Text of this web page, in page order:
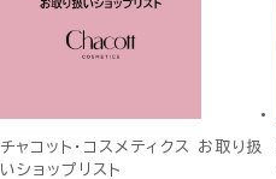
チャコット・コスメティクス お取り扱
いショップリスト